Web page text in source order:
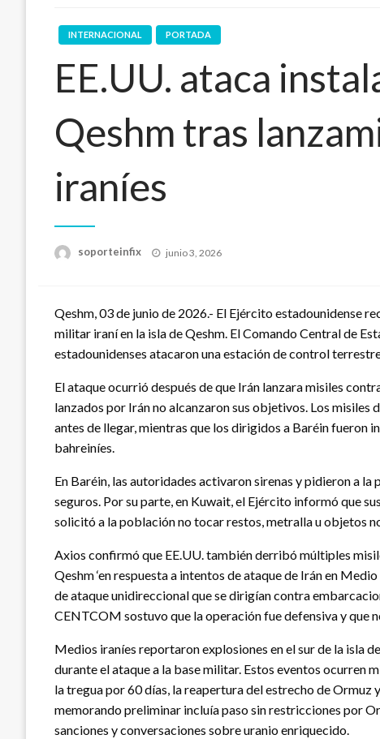
INTERNACIONAL PORTADA
EE.UU. ataca
Qeshm tras
iraníes
soporteinfix
Publicado
junio 3, 2026
Qeshm, 03 de junio de 2026.- El Ejército estadounidense
militar iraní en la isla de Qeshm. El Comando Central de
estadounidenses atacaron una estación de control
El ataque ocurrió después de que Irán lanzara misiles
lanzados por Irán no alcanzaron sus objetivos. Los
antes de llegar, mientras que los dirigidos a Baréin fueron
bahreiníes.
En Baréin, las autoridades activaron sirenas y pidieron a
seguros. Por su parte, en Kuwait, el Ejército informó que
solicitó a la población no tocar restos, metralla u objetos
Axios confirmó que EE.UU. también derribó múltiples
Qeshm ‘en respuesta a intentos de ataque de Irán en
de ataque unidireccional que se dirigían contra
CENTCOM sostuvo que la operación fue defensiva y que
Medios iraníes reportaron explosiones en el sur de la isla
durante el ataque a la base militar. Estos eventos ocurren
la tregua por 60 días, la reapertura del estrecho de Ormuz
memorando preliminar incluía paso sin restricciones por
sanciones y conversaciones sobre uranio enriquecido.